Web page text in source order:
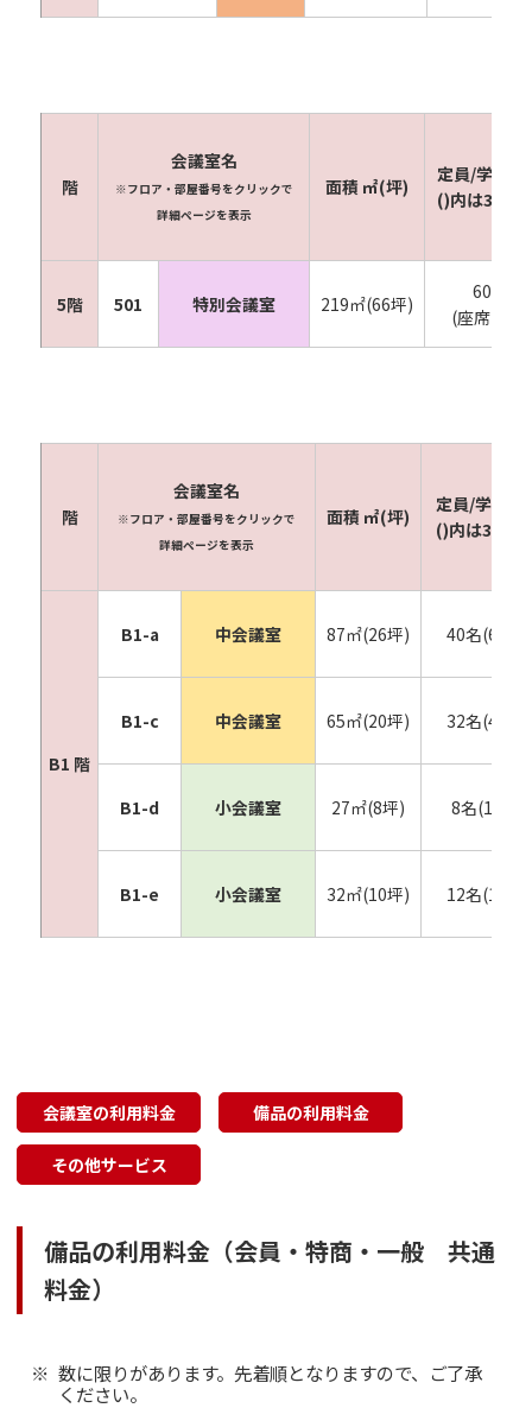
階
会議室名
※フロア・部屋番号をクリックで
詳細ページを表示
面積 ㎡(坪)
定員/学校形
()内は3人掛
5階 501 特別会議室 219㎡(66坪)
60名
(座席固定)
階
会議室名
※フロア・部屋番号をクリックで
詳細ページを表示
面積 ㎡(坪)
定員/学校形
()内は3人掛
B1 階
B1-a 中会議室 87㎡(26坪) 40名(60名)
B1-c 中会議室 65㎡(20坪) 32名(48名)
B1-d 小会議室 27㎡(8坪) 8名(12名)
B1-e 小会議室 32㎡(10坪) 12名(18名)
会議室の利用料金 備品の利用料金
その他サービス
備品の利用料金（会員・特商・一般 共通
料金）
数に限りがあります。先着順となりますので、ご了承
ください。